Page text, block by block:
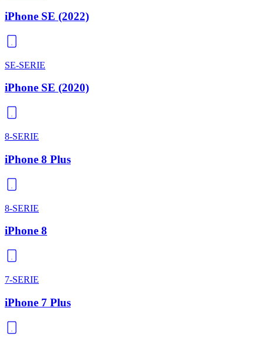
iPhone SE (2022)
SE-SERIE
iPhone SE (2020)
8-SERIE
iPhone 8 Plus
8-SERIE
iPhone 8
7-SERIE
iPhone 7 Plus